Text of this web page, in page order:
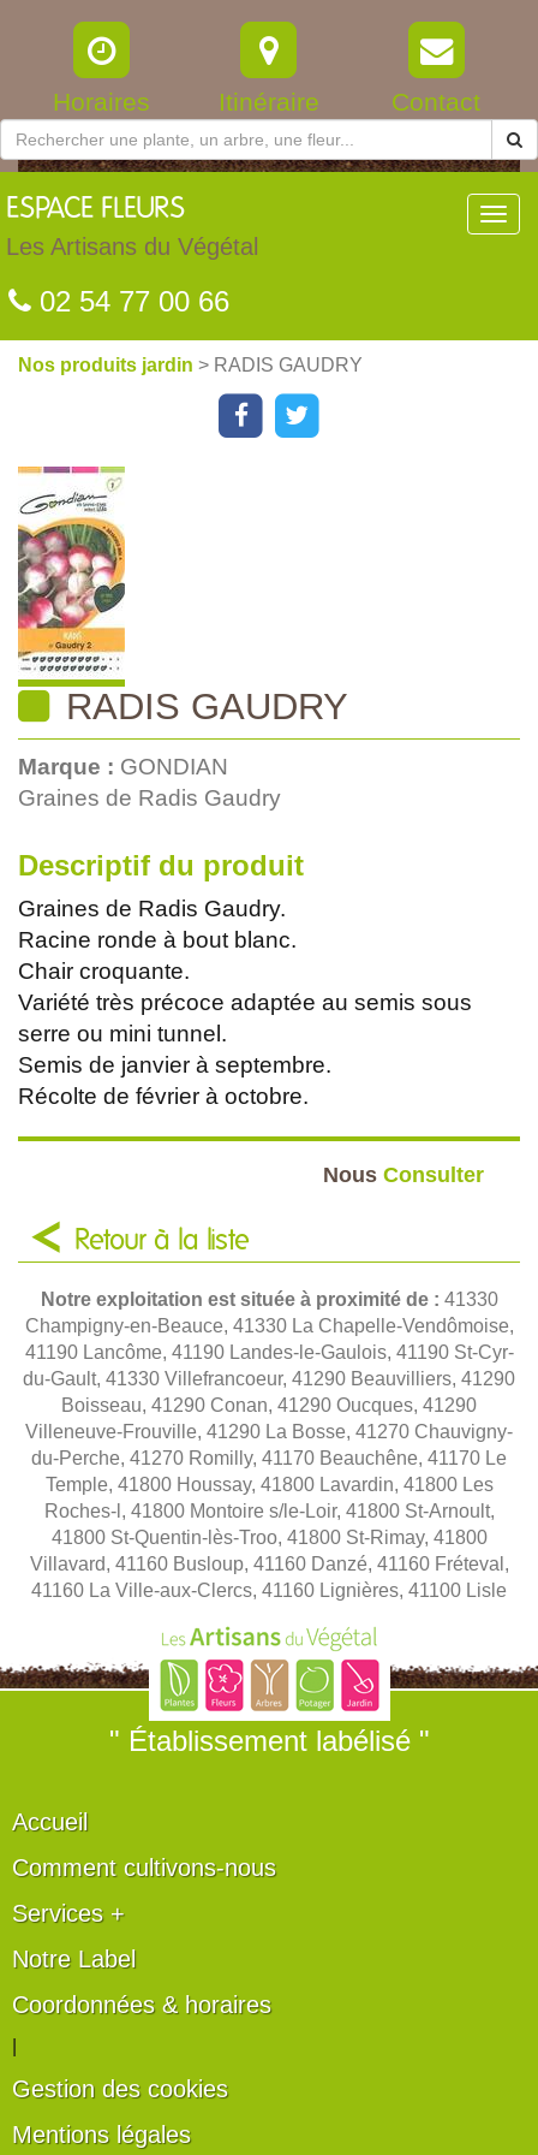
Horaires Itinéraire Contact
ESPACE FLEURS
Les Artisans du Végétal
02 54 77 00 66
Nos produits jardin > RADIS GAUDRY
RADIS GAUDRY
Marque : GONDIAN
Graines de Radis Gaudry
Descriptif du produit
Graines de Radis Gaudry.
Racine ronde à bout blanc.
Chair croquante.
Variété très précoce adaptée au semis sous
serre ou mini tunnel.
Semis de janvier à septembre.
Récolte de février à octobre.
Nous Consulter
Retour à la liste
Notre exploitation est située à proximité de : 41330
Champigny-en-Beauce, 41330 La Chapelle-Vendômoise,
41190 Lancôme, 41190 Landes-le-Gaulois, 41190 St-Cyr-
du-Gault, 41330 Villefrancoeur, 41290 Beauvilliers, 41290
Boisseau, 41290 Conan, 41290 Oucques, 41290
Villeneuve-Frouville, 41290 La Bosse, 41270 Chauvigny-
du-Perche, 41270 Romilly, 41170 Beauchêne, 41170 Le
Temple, 41800 Houssay, 41800 Lavardin, 41800 Les
Roches-l, 41800 Montoire s/le-Loir, 41800 St-Arnoult,
41800 St-Quentin-lès-Troo, 41800 St-Rimay, 41800
Villavard, 41160 Busloup, 41160 Danzé, 41160 Fréteval,
41160 La Ville-aux-Clercs, 41160 Lignières, 41100 Lisle
" Établissement labélisé "
Accueil
Comment cultivons-nous
Services +
Notre Label
Coordonnées & horaires
Gestion des cookies
Mentions légales